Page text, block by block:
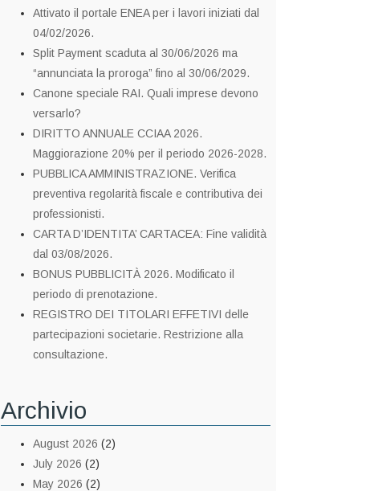
Attivato il portale ENEA per i lavori iniziati dal
04/02/2026.
Split Payment scaduta al 30/06/2026 ma
“annunciata la proroga” fino al 30/06/2029.
Canone speciale RAI. Quali imprese devono
versarlo?
DIRITTO ANNUALE CCIAA 2026.
Maggiorazione 20% per il periodo 2026-2028.
PUBBLICA AMMINISTRAZIONE. Verifica
preventiva regolarità fiscale e contributiva dei
professionisti.
CARTA D’IDENTITA’ CARTACEA: Fine validità
dal 03/08/2026.
BONUS PUBBLICITÀ 2026. Modificato il
periodo di prenotazione.
REGISTRO DEI TITOLARI EFFETIVI delle
partecipazioni societarie. Restrizione alla
consultazione.
Archivio
August 2026 (2)
July 2026 (2)
May 2026 (2)